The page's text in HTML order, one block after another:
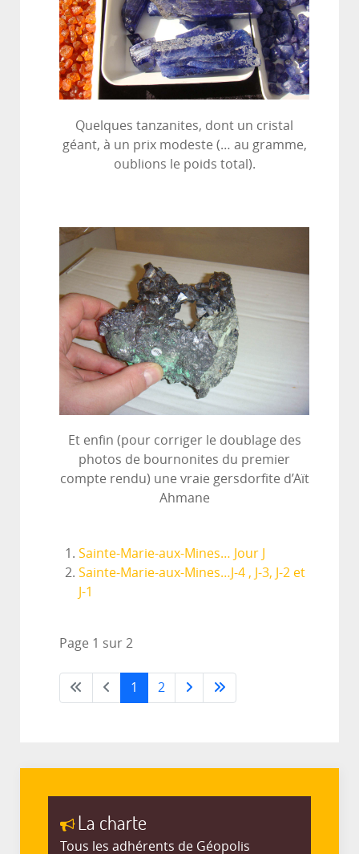
Quelques tanzanites, dont un cristal
géant, à un prix modeste (… au gramme,
oublions le poids total).
Et enfin (pour corriger le doublage des
photos de bournonites du premier
compte rendu) une vraie gersdorfite d’Aït
Ahmane
Sainte-Marie-aux-Mines… Jour J
Sainte-Marie-aux-Mines…J-4 , J-3, J-2 et
J-1
Page 1 sur 2
1 2
La charte
Tous les adhérents de Géopolis